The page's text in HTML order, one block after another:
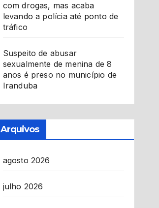
com drogas, mas acaba
levando a polícia até ponto de
tráfico
Suspeito de abusar
sexualmente de menina de 8
anos é preso no município de
Iranduba
Arquivos
agosto 2026
julho 2026